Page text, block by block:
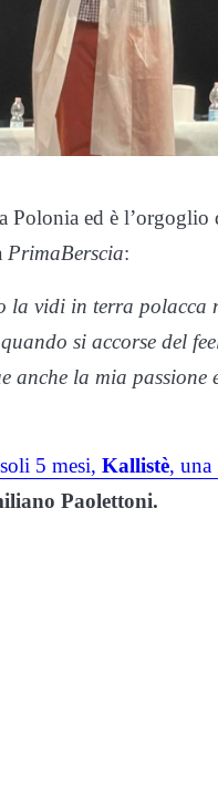
ed è l’orgoglio
PrimaBerscia:
la vidi in terra polacca
si accorse del
anche la mia passione
5 mesi, Kallistè, una
Paolettoni.